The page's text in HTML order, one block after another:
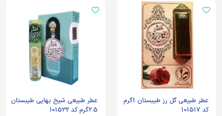
عطر طبیعی گل رز طیبستان 1گرم
کد 101517
عطر طبیعی شیخ بهایی طیبستان
2.5گرم کد 101532